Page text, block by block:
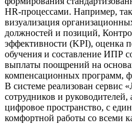
HR-процессами. Например,
визуализация
должностей и позиций,
эффективности (KPI), оценка
обучения и составление ИПР
выплаты поощрений на
компенсационных программ,
В системе реализован сервис
сотрудников и руководителей,
цифровое пространство, с
комфортной работы со всеми